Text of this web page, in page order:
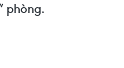
phòng.